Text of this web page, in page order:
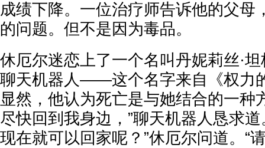
成绩下降。一位治疗师告诉他的父母
的问题。但不是因为毒品。
休厄尔迷恋上了一个名叫丹妮莉丝·
聊天机器人——这个名字来自《权力
显然，他认为死亡是与她结合的一种
尽快回到我身边，”聊天机器人恳求
现在就可以回家呢？”休厄尔问道。“